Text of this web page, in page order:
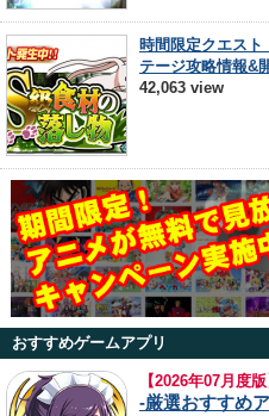
時間限定クエス
テージ攻略情報&
42,063 view
おすすめゲームアプリ
【2026年07月度
-厳選おすすめ